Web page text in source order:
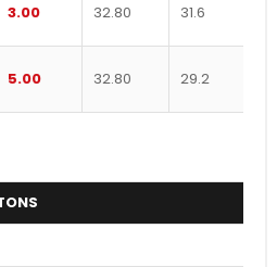
3.00 32.80 31.6
5.00 32.80 29.2